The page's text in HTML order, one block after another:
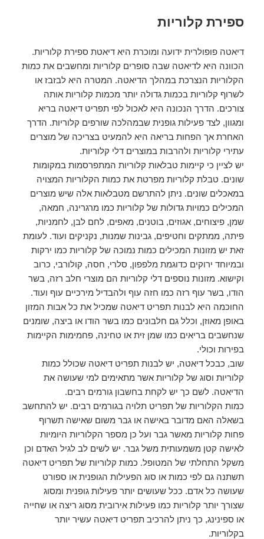
ספירת קלוריות
דיאטה פופולרית ידועה ומוכרת היא דיאטת ספירת קלוריות.
הכוונה היא לדיאטה שבה סופרים קלוריות ומחשבים את כמות
הקלוריות הנצרכת במהלך הדיאטה. המטרה היא לבזבז או
לשרוף קלוריות בכמות גדולה יותר מכמות קלוריות אותה
צורכים. הדרך הנכונה היא לאכול לפי תפריט דיאטה בריא
ומגוון, לצד פעילות גופנית שבמהלכה שורפים קלוריות. הדרך
האחרת אך הפחות בריאה היא להמעיט בצריכה של מוצרים
עתירי קלוריות ולהרבות במוצרים דלי קלוריות.
יש לציין כי קיימות טבלאות קלוריות המתפרסמות במקומות
שונים. טבלת קלוריות מפרטת את כמות הקלוריות המצויה
במאכלים שונים. ניתן להתרשם מטבלאות אלה שיש מוצרים
המכילים כמויות גדולות של קלוריות כמו מרגרינה, חמאה,
שמן, פיצוחים, אגוזים, בוטנים, מאפים, לחם לבן, לחמניות,
פיתה, ממתקים וחטיפים, גבינות שמנות, נקניקים ועוד. לעומת
זאת יש מזונות המכילים כמות נמוכה של קלוריות כמו ירקות
ובמיוחד ירוקים כדוגמת מלפפון, סלרי, חסה, קולורבי, כרוב
וקישוא. מזונות נוספים דלי קלוריות הם מוצרי חלב רזה, בשר
הודו, בשר עוף רזה כמו חזה עוף ולהבדיל מירכיים עוף ועוד.
החוכמה היא לבנות תפריט דיאטה שמכיל את כל אבות המזון
באופן מאוזן, וכלל גם חלבונים כמו בשר הודו או ביצה, שומנים
שנחשבים בריאים כמו שמן זית או טחינה, פחמימות הקיימות
בפירות וכולי.
שוב, כבכל דיאטה, יש לבנות תפריט דיאטה שכולל כמות
קלוריות וסוג של קלוריות אשר מתאימים למי שעושה את
הדיאטה. לשם כך יש לקחת בחשבון גורמים רבים.
כמות הקלוריות של תפריט תלויה בגורמים רבים. יש להתחשב
בשאלה האם מדובר באישה או גבר משום שאישה תשרוף
פחות קלוריות מאשר גבר ועל כן מספר הקלוריות היומיות
לאישה קטן משמעותית משל גבר. יש לשים לב לגיל האדם וכן
משקל התחלתי של המטופל. כמות קלוריות של תפריט דיאטה
תשתנה גם לפי כמות או סוג הפעילות הגופנית או ספורט
שעושה כל אדם. ככל שעושים יותר פעילות גופנית ומסוג
שצורך יותר קלוריות כמו פעילות אירובית מסוג ריצה או שחייה
או ספינינג, כך ניתן להרכיב תפריט דיאטה עשיר יותר
בקלוריות.